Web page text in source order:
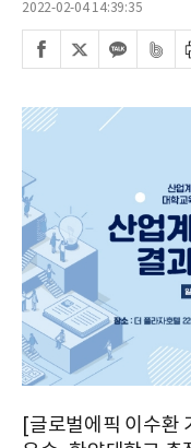
2022-02-04 14:39:35
[글로벌에픽 이수환